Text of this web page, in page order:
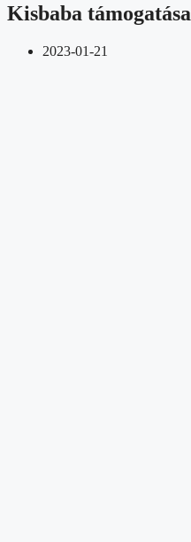
Kisbaba támogatása
2023-01-21